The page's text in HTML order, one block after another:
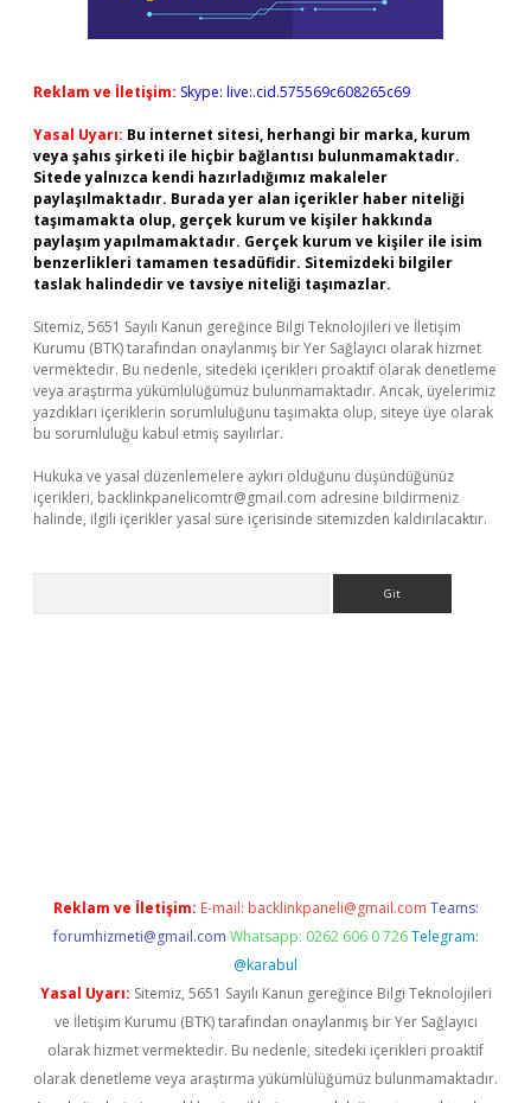
Reklam ve İletişim: Skype: live:.cid.575569c608265c69
Yasal Uyarı: Bu internet sitesi, herhangi bir marka, kurum
veya şahıs şirketi ile hiçbir bağlantısı bulunmamaktadır.
Sitede yalnızca kendi hazırladığımız makaleler
paylaşılmaktadır. Burada yer alan içerikler haber niteliği
taşımamakta olup, gerçek kurum ve kişiler hakkında
paylaşım yapılmamaktadır. Gerçek kurum ve kişiler ile isim
benzerlikleri tamamen tesadüfidir. Sitemizdeki bilgiler
taslak halindedir ve tavsiye niteliği taşımazlar.
Sitemiz, 5651 Sayılı Kanun gereğince Bilgi Teknolojileri ve İletişim
Kurumu (BTK) tarafından onaylanmış bir Yer Sağlayıcı olarak hizmet
vermektedir. Bu nedenle, sitedeki içerikleri proaktif olarak denetleme
veya araştırma yükümlülüğümüz bulunmamaktadır. Ancak, üyelerimiz
yazdıkları içeriklerin sorumluluğunu taşımakta olup, siteye üye olarak
bu sorumluluğu kabul etmiş sayılırlar.
Hukuka ve yasal düzenlemelere aykırı olduğunu düşündüğünüz
içerikleri, backlinkpanelicomtr@gmail.com adresine bildirmeniz
halinde, ilgili içerikler yasal süre içerisinde sitemizden kaldırılacaktır.
Reklam ve İletişim: E-mail: backlinkpaneli@gmail.com Teams:
forumhizmeti@gmail.com Whatsapp: 0262 606 0 726 Telegram:
@karabul
Yasal Uyarı: Sitemiz, 5651 Sayılı Kanun gereğince Bilgi Teknolojileri
ve İletişim Kurumu (BTK) tarafından onaylanmış bir Yer Sağlayıcı
olarak hizmet vermektedir. Bu nedenle, sitedeki içerikleri proaktif
olarak denetleme veya araştırma yükümlülüğümüz bulunmamaktadır.